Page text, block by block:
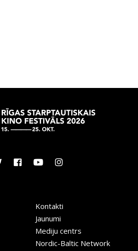
Kontakti
Jaunumi
Mediju centrs
Nordic-Baltic Network